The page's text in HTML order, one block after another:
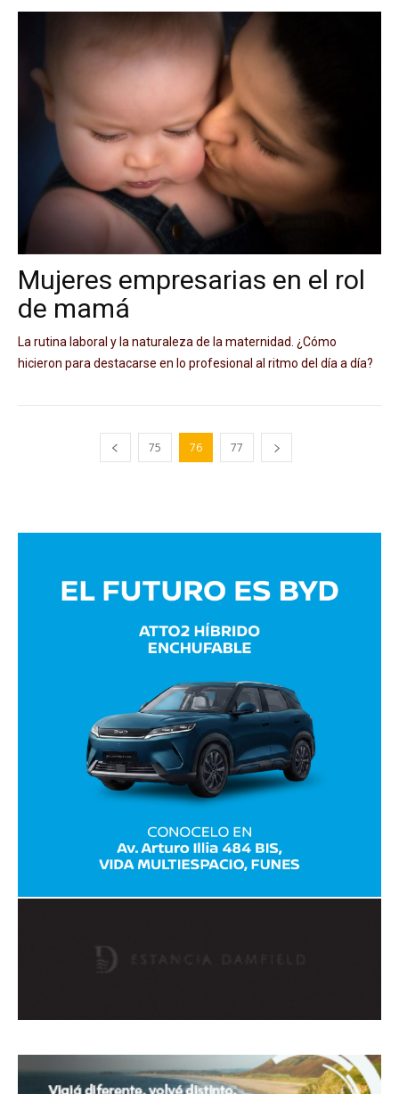
Mujeres empresarias en el rol
de mamá
La rutina laboral y la naturaleza de la maternidad. ¿Cómo
hicieron para destacarse en lo profesional al ritmo del día a día?
75 76 77